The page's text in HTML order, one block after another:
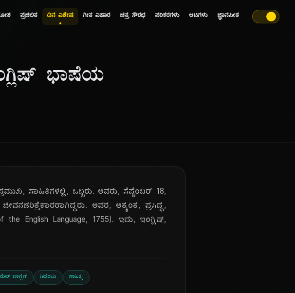
ಪ್ರಚಲಿತ ದಿನ ವಿಶೇಷ ಗೀತ ವಿಹಾರ ಚಿತ್ರ ಸೌರಭ ಪರಿಕರಗಳು ಆಟಗಳು ಜ್ಞಾನಪೀಠ
ಭಾಷೆಯ
ಸಾಹಿತಿಗಳಲ್ಲಿ, ಒಬ್ಬರು. ಅವರು, ಸೆಪ್ಟೆಂಬರ್ 18,
ಅವರ, ಅತ್ಯಂತ, ಪ್ರಸಿದ್ಧ,
English Language, 1755). ಇದು, ಇಂಗ್ಲಿಷ್,
ಜಾನ್ಸನ್ ನಿಘಂಟು ಸಾಹಿತ್ಯ